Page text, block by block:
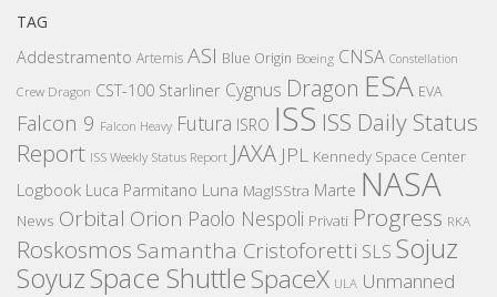
TAG
Addestramento Artemis ASI Blue Origin Boeing CNSA Constellation
Crew Dragon CST-100 Starliner Cygnus Dragon ESA EVA
Falcon 9 Falcon Heavy Futura ISRO ISS ISS Daily Status
Report ISS Weekly Status Report JAXA JPL Kennedy Space Center
Logbook Luca Parmitano Luna MagISStra Marte NASA
News Orbital Orion Paolo Nespoli Privati Progress RKA
Roskosmos Samantha Cristoforetti SLS Sojuz
SoyuzSpace ShuttleSpaceX ULA Unmanned